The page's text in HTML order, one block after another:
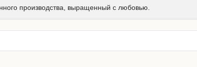
производства, выращенный с любовью.